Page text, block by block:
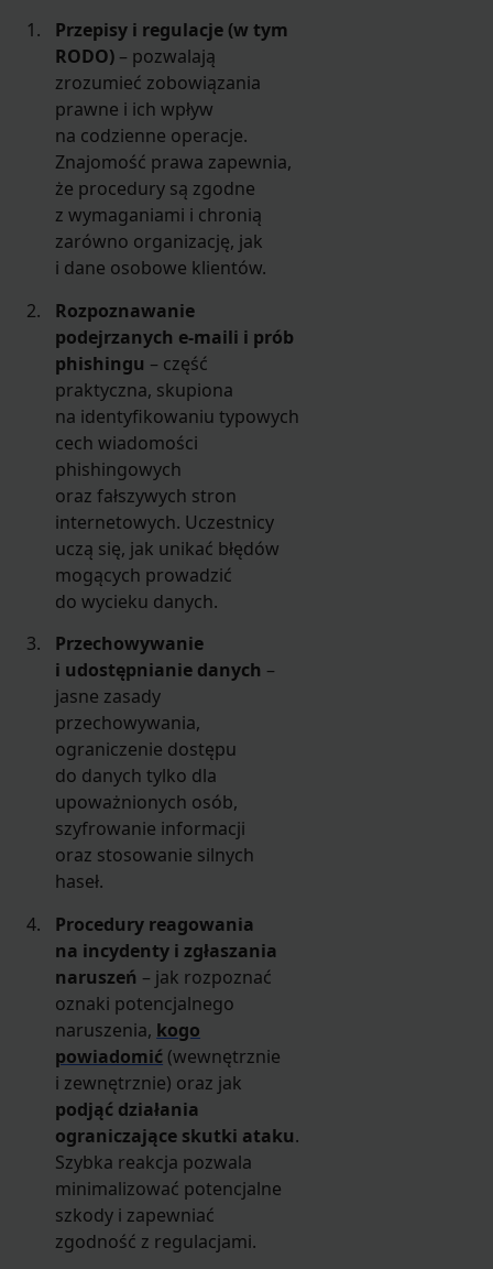
Przepisy i regulacje (w tym
RODO) – pozwalają
zrozumieć zobowiązania
prawne i ich wpływ
na codzienne operacje.
Znajomość prawa zapewnia,
że procedury są zgodne
z wymaganiami i chronią
zarówno organizację, jak
i dane osobowe klientów.
Rozpoznawanie
podejrzanych e-maili i prób
phishingu – część
praktyczna, skupiona
na identyfikowaniu typowych
cech wiadomości
phishingowych
oraz fałszywych stron
internetowych. Uczestnicy
uczą się, jak unikać błędów
mogących prowadzić
do wycieku danych.
Przechowywanie
i udostępnianie danych –
jasne zasady
przechowywania,
ograniczenie dostępu
do danych tylko dla
upoważnionych osób,
szyfrowanie informacji
oraz stosowanie silnych
haseł.
Procedury reagowania
na incydenty i zgłaszania
naruszeń – jak rozpoznać
oznaki potencjalnego
naruszenia, kogo
powiadomić (wewnętrznie
i zewnętrznie) oraz jak
podjąć działania
ograniczające skutki ataku.
Szybka reakcja pozwala
minimalizować potencjalne
szkody i zapewniać
zgodność z regulacjami.